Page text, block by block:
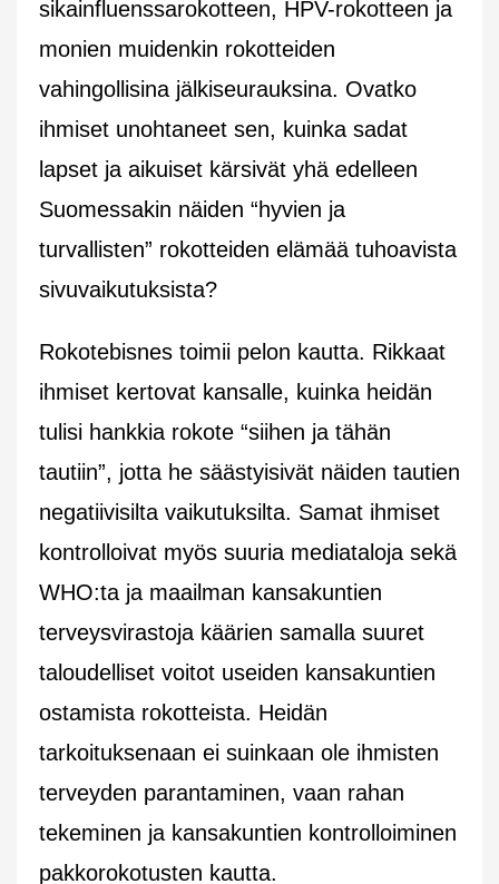
sikainfluenssarokotteen, HPV-rokotteen ja
monien muidenkin rokotteiden
vahingollisina jälkiseurauksina. Ovatko
ihmiset unohtaneet sen, kuinka sadat
lapset ja aikuiset kärsivät yhä edelleen
Suomessakin näiden “hyvien ja
turvallisten” rokotteiden elämää tuhoavista
sivuvaikutuksista?
Rokotebisnes toimii pelon kautta. Rikkaat
ihmiset kertovat kansalle, kuinka heidän
tulisi hankkia rokote “siihen ja tähän
tautiin”, jotta he säästyisivät näiden tautien
negatiivisilta vaikutuksilta. Samat ihmiset
kontrolloivat myös suuria mediataloja sekä
WHO:ta ja maailman kansakuntien
terveysvirastoja käärien samalla suuret
taloudelliset voitot useiden kansakuntien
ostamista rokotteista. Heidän
tarkoituksenaan ei suinkaan ole ihmisten
terveyden parantaminen, vaan rahan
tekeminen ja kansakuntien kontrolloiminen
pakkorokotusten kautta.